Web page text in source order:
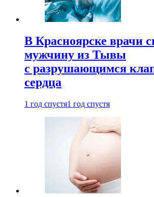
В Красноярске врачи
мужчину из Тывы
с разрушающимся
сердца
1 год спустя1 год спустя